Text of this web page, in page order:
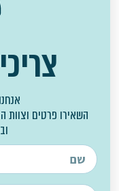
השאירו פרטים וצוות